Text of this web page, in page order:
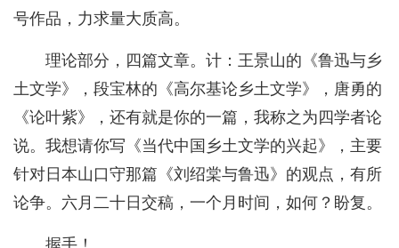
号作品，力求量大质高。
理论部分，四篇文章。计：王景山的《鲁迅与乡
土文学》，段宝林的《高尔基论乡土文学》，唐勇的
《论叶紫》，还有就是你的一篇，我称之为四学者论
说。我想请你写《当代中国乡土文学的兴起》，主要
针对日本山口守那篇《刘绍棠与鲁迅》的观点，有所
论争。六月二十日交稿，一个月时间，如何？盼复。
握手！